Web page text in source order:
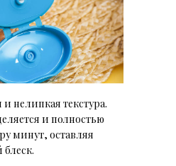
нелипкая текстура.
и полностью
минут, оставляя